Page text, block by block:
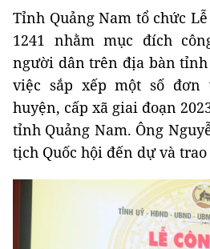
Tỉnh Quảng Nam tổ chức
1241 nhằm mục đích
người dân trên địa bàn tỉnh
việc sắp xếp một số đơn
huyện, cấp xã giai đoạn
tỉnh Quảng Nam. Ông
tịch Quốc hội đến dự và